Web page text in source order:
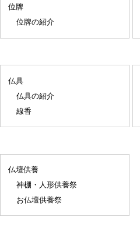
位牌
位牌の紹介
仏具
仏具の紹介
線香
仏壇供養
神棚・人形供養祭
お仏壇供養祭